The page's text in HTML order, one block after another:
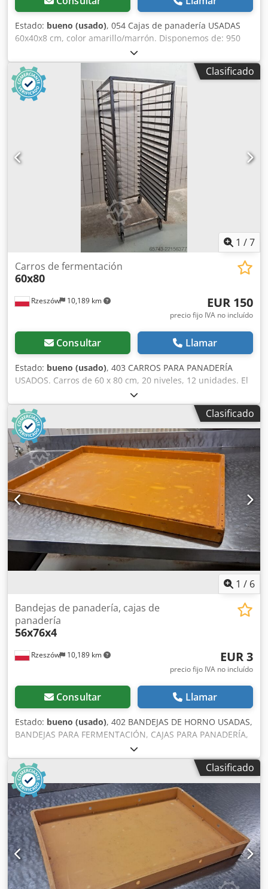
Estado: bueno (usado), 054 Cajas de panadería USADAS
60x40x8 cm, color amarillo/marrón. Disponemos de: 950
piezas. Dedpfxjv Dgg Tj Afteck El dispositivo se encuentra
en nuestro almacén (36-068 Bachórz, Polonia). El precio
indicado es un precio neto. HABLAMOS INGLÉS, ALEMÁN,
FRANCÉS, RUSO Y UCRANIANO.
Clasificado
1 /7
Rzeszów 10,189 km
Carros de fermentación
60x80
EUR 150
precio fijo IVA no incluído
Consultar Llamar
Estado: bueno (usado), 403 CARROS PARA PANADERÍA
USADOS. Carros de 60 x 80 cm, 20 niveles, 12 unidades. El
equipo se encuentra en nuestro almacén (36-068 Bachórz,
Polonia). El precio indicado es precio neto. HABLAMOS
INGLÉS, ALEMÁN, FRANCÉS, RUSO Y UCRANIANO.
Djdpszfgc Hjfx Aftsck
Clasificado
1 / 6
Rzeszów 10,189 km
Bandejas de panadería, cajas de
panadería
56x76x4
EUR 3
precio fijo IVA no incluído
Consultar Llamar
Estado: bueno (usado), 402 BANDEJAS DE HORNO USADAS,
BANDEJAS PARA FERMENTACIÓN, CAJAS PARA PANADERÍA,
56x76x4. Disponemos de: 117 unidades. Cantidad mínima
de compra: 20 unidades. El equipo se encuentra en
nuestro almacén (36-068 Bachórz, Polonia). Dcedpfx Afszd
Uunjtek El precio indicado es el precio neto. HABLAMOS
INGLÉS, ALEMÁN, FRANCÉS, RUSO Y UCRANIANO.
Clasificado